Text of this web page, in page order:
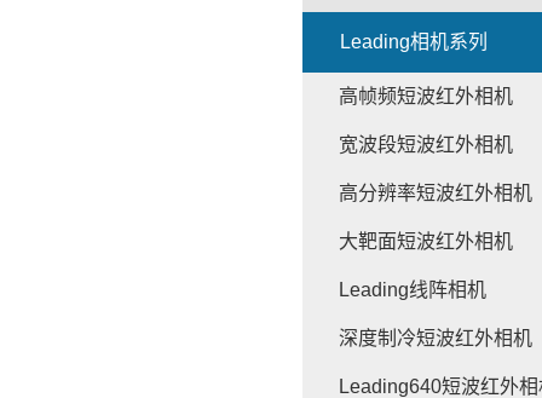
Leading相机系列
高帧频短波红外相机
宽波段短波红外相机
高分辨率短波红外相机
大靶面短波红外相机
Leading线阵相机
深度制冷短波红外相机
Leading640短波红外相